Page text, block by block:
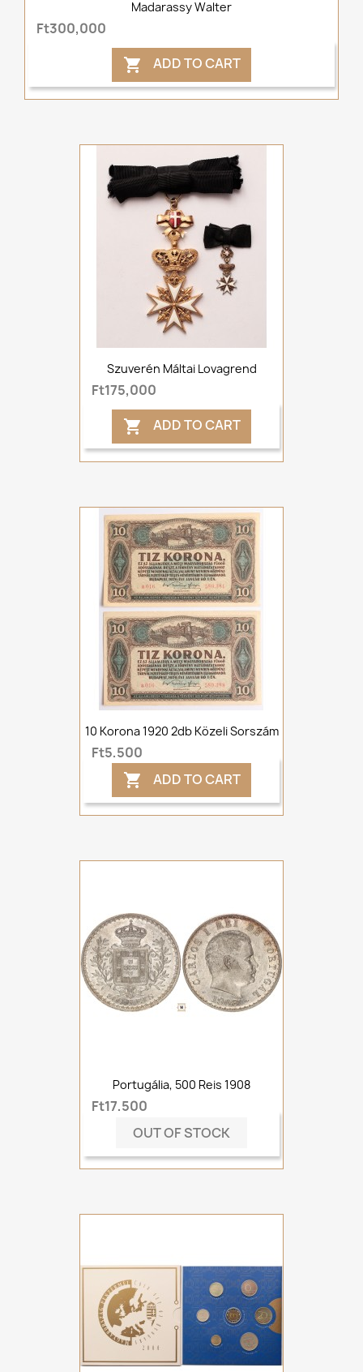
Madarassy Walter
Ft300,000
 ADD TO CART
Szuverén Máltai Lovagrend
Ft175,000
 ADD TO CART
10 Korona 1920 2db Közeli Sorszám
Ft5,500
 ADD TO CART
Portugália, 500 Reis 1908
Ft17,500
OUT OF STOCK